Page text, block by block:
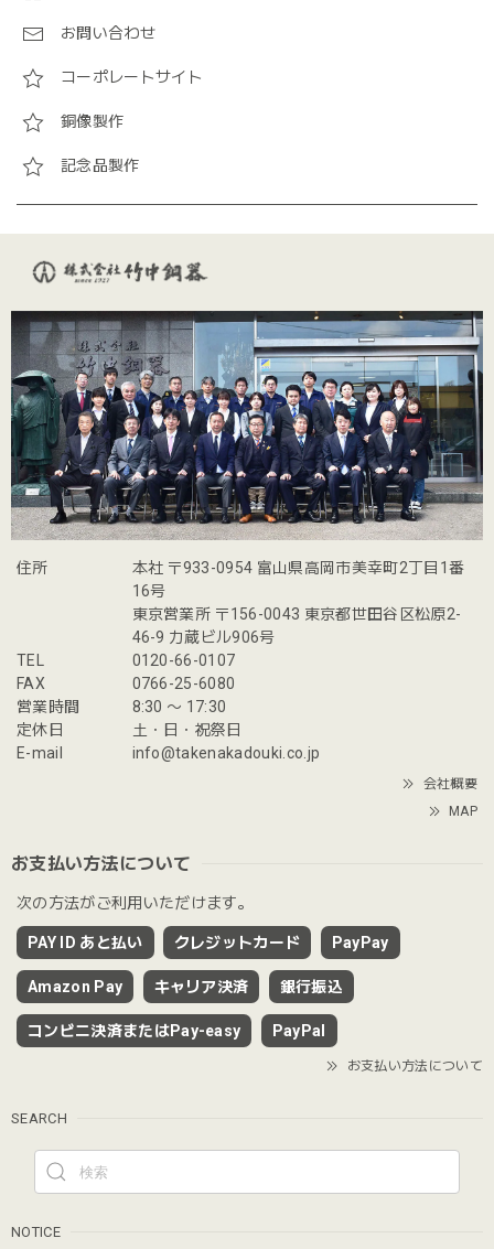
お問い合わせ
コーポレートサイト
銅像製作
記念品製作
住所
本社 〒933-0954 富山県高岡市美幸町2丁目1番
16号
東京営業所 〒156-0043 東京都世田谷区松原2-
46-9 力蔵ビル906号
TEL
0120-66-0107
FAX
0766-25-6080
営業時間
8:30 〜 17:30
定休日
土・日・祝祭日
E-mail
info@takenakadouki.co.jp
会社概要
MAP
お支払い方法について
次の方法がご利用いただけます。
PAY ID あと払い クレジットカード PayPay
Amazon Pay キャリア決済 銀行振込
コンビニ決済またはPay-easy PayPal
お支払い方法について
SEARCH
NOTICE